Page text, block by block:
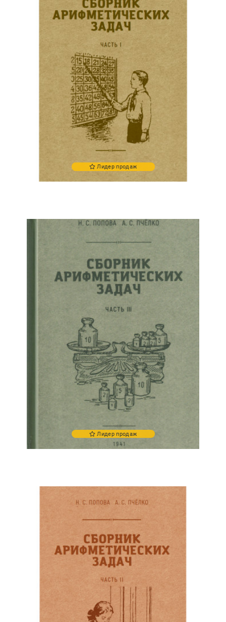
Лидер продаж
Лидер продаж